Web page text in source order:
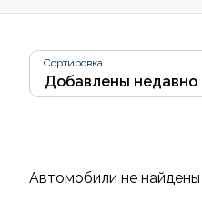
Сортировка
Автомобили не найдены